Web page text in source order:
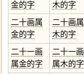
金的字
木的字
二十画属
金的字
二十画属
木的字
二十一画
属金的字
二十一画
属木的字